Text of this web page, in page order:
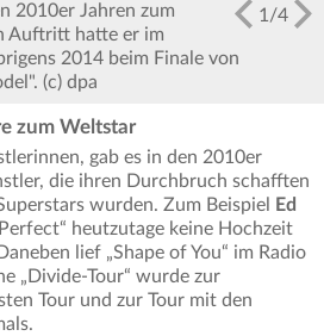
1 /4
2010er Jahren zum
Auftritt hatte er im
2014 beim Finale von
(c) dpa
zum Weltstar
gab es in den 2010er
die ihren Durchbruch schafften
wurden. Zum Beispiel
Ed
heutzutage keine Hochzeit
lief „Shape of You“ im Radio
„Divide-Tour“ wurde zur
Tour und zur Tour mit den